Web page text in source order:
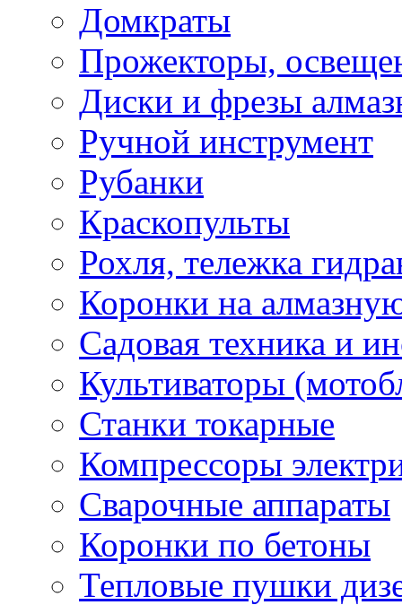
Домкраты
Прожекторы,
Диски и фрезы
Ручной инструмент
Рубанки
Краскопульты
Рохля, тележка
Коронки на
Садовая техника и
Культиваторы
Станки токарные
Компрессоры
Сварочные аппараты
Коронки по бетоны
Тепловые пушки